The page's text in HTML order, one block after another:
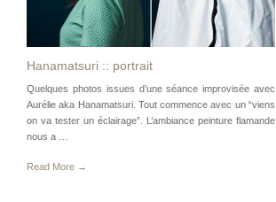
Hanamatsuri :: portrait
Quelques photos issues d’une séance improvisée avec
Aurélie aka Hanamatsuri. Tout commence avec un “viens
on va tester un éclairage”. L’ambiance peinture flamande
nous a …
Read More →